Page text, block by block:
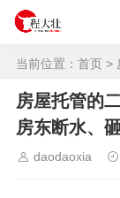
当前位置： 首页 >
房屋托管的
房东断水、
daodaoxia